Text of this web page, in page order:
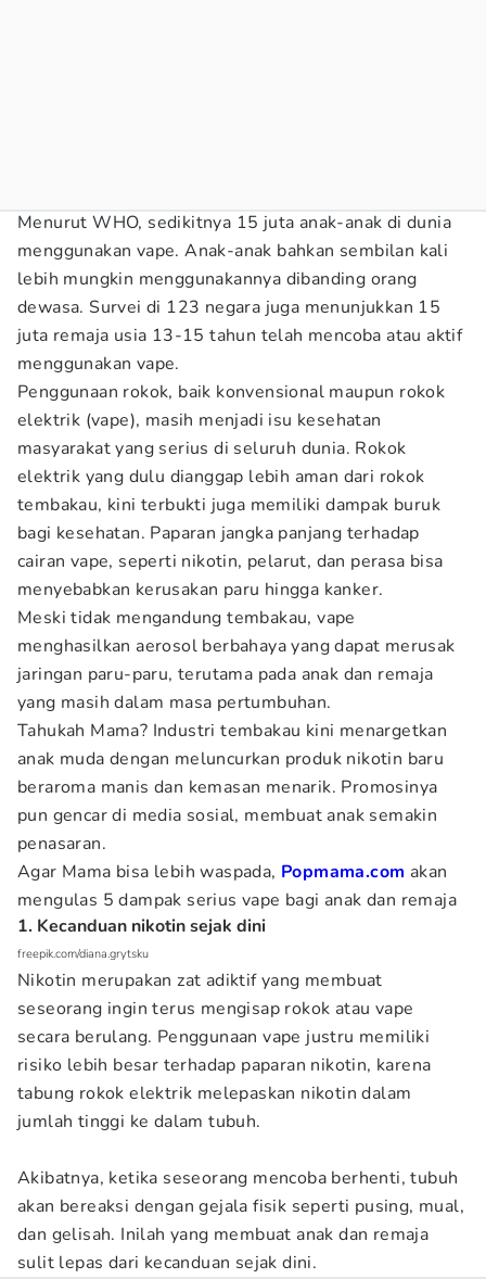
Menurut WHO, sedikitnya 15 juta anak-anak di dunia
menggunakan vape. Anak-anak bahkan sembilan kali
lebih mungkin menggunakannya dibanding orang
dewasa. Survei di 123 negara juga menunjukkan 15
juta remaja usia 13-15 tahun telah mencoba atau aktif
menggunakan vape.
Penggunaan rokok, baik konvensional maupun rokok
elektrik (vape), masih menjadi isu kesehatan
masyarakat yang serius di seluruh dunia. Rokok
elektrik yang dulu dianggap lebih aman dari rokok
tembakau, kini terbukti juga memiliki dampak buruk
bagi kesehatan. Paparan jangka panjang terhadap
cairan vape, seperti nikotin, pelarut, dan perasa bisa
menyebabkan kerusakan paru hingga kanker.
Meski tidak mengandung tembakau, vape
menghasilkan aerosol berbahaya yang dapat merusak
jaringan paru-paru, terutama pada anak dan remaja
yang masih dalam masa pertumbuhan.
Tahukah Mama? Industri tembakau kini menargetkan
anak muda dengan meluncurkan produk nikotin baru
beraroma manis dan kemasan menarik. Promosinya
pun gencar di media sosial, membuat anak semakin
penasaran.
Agar Mama bisa lebih waspada, Popmama.com akan
mengulas 5 dampak serius vape bagi anak dan remaja
1. Kecanduan nikotin sejak dini
freepik.com/diana.grytsku
Nikotin merupakan zat adiktif yang membuat
seseorang ingin terus mengisap rokok atau vape
secara berulang. Penggunaan vape justru memiliki
risiko lebih besar terhadap paparan nikotin, karena
tabung rokok elektrik melepaskan nikotin dalam
jumlah tinggi ke dalam tubuh.
Akibatnya, ketika seseorang mencoba berhenti, tubuh
akan bereaksi dengan gejala fisik seperti pusing, mual,
dan gelisah. Inilah yang membuat anak dan remaja
sulit lepas dari kecanduan sejak dini.